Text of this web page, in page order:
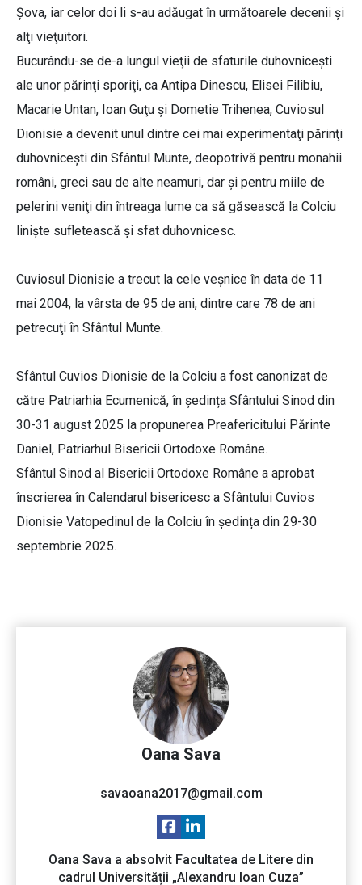
Şova, iar celor doi li s-au adăugat în următoarele decenii şi
alţi vieţuitori.
Bucurându-se de-a lungul vieţii de sfaturile duhovniceşti
ale unor părinţi sporiţi, ca Antipa Dinescu, Elisei Filibiu,
Macarie Untan, Ioan Guţu şi Dometie Trihenea, Cuviosul
Dionisie a devenit unul dintre cei mai experimentaţi părinţi
duhovniceşti din Sfântul Munte, deopotrivă pentru monahii
români, greci sau de alte neamuri, dar şi pentru miile de
pelerini veniţi din întreaga lume ca să găsească la Colciu
linişte sufletească şi sfat duhovnicesc.
Cuviosul Dionisie a trecut la cele veşnice în data de 11
mai 2004, la vârsta de 95 de ani, dintre care 78 de ani
petrecuţi în Sfântul Munte.
Sfântul Cuvios Dionisie de la Colciu a fost canonizat de
către Patriarhia Ecumenică, în ședința Sfântului Sinod din
30-31 august 2025 la propunerea Preafericitului Părinte
Daniel, Patriarhul Bisericii Ortodoxe Române.
Sfântul Sinod al Bisericii Ortodoxe Române a aprobat
înscrierea în Calendarul bisericesc a Sfântului Cuvios
Dionisie Vatopedinul de la Colciu în ședința din 29-30
septembrie 2025.
Oana Sava
savaoana2017@gmail.com
Oana Sava a absolvit Facultatea de Litere din
cadrul Universității „Alexandru Ioan Cuza”